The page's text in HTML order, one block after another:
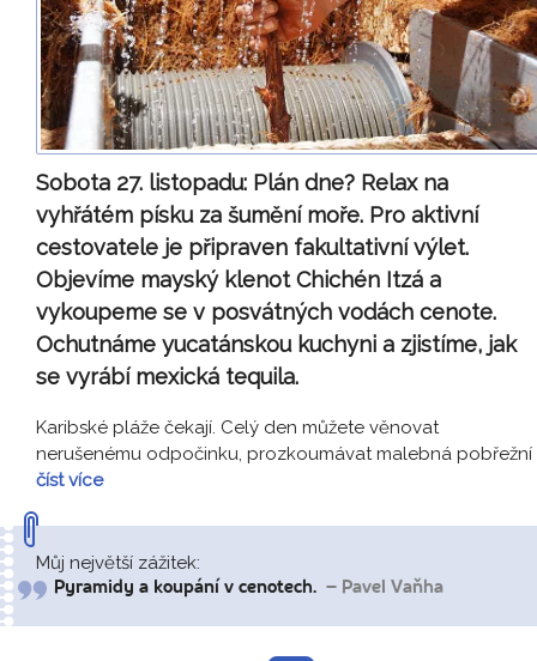
Sobota 27. listopadu: Plán dne? Relax na
vyhřátém písku za šumění moře. Pro aktivní
cestovatele je připraven fakultativní výlet.
Objevíme mayský klenot Chichén Itzá a
vykoupeme se v posvátných vodách cenote.
Ochutnáme yucatánskou kuchyni a zjistíme, jak
se vyrábí mexická tequila.
Karibské pláže čekají. Celý den můžete věnovat
nerušenému odpočinku, prozkoumávat malebná pobřežní
číst více
Můj největší zážitek:
Pyramidy a koupání v cenotech. – Pavel Vaňha